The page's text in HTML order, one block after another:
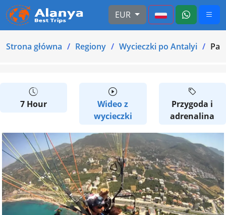
EUR
Strona główna Regiony Wycieczki po Antalyi
7 Hour
Wideo z
wycieczki
Przygoda i
adrenalina